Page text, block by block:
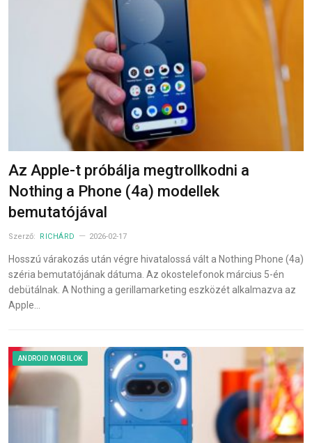
Az Apple-t próbálja megtrollkodni a
Nothing a Phone (4a) modellek
bemutatójával
Szerző: RICHÁRD 2026-02-17
Hosszú várakozás után végre hivatalossá vált a Nothing Phone (4a)
széria bemutatójának dátuma. Az okostelefonok március 5-én
debütálnak. A Nothing a gerillamarketing eszközét alkalmazva az
Apple…
ANDROID MOBILOK